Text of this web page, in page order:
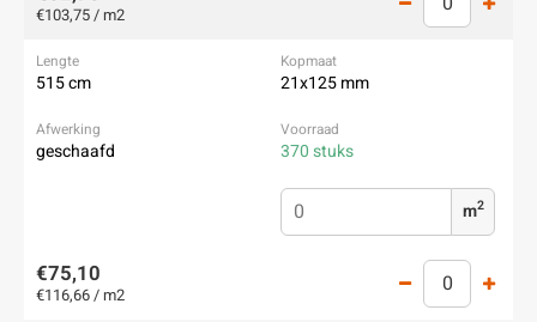
€103,75 / m2
515 cm 21x125 mm
geschaafd 370 stuks
m2
€75,10
€116,66 / m2